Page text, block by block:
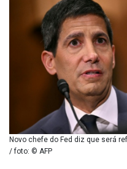
Novo chefe do Fed diz que será
/ foto: © AFP